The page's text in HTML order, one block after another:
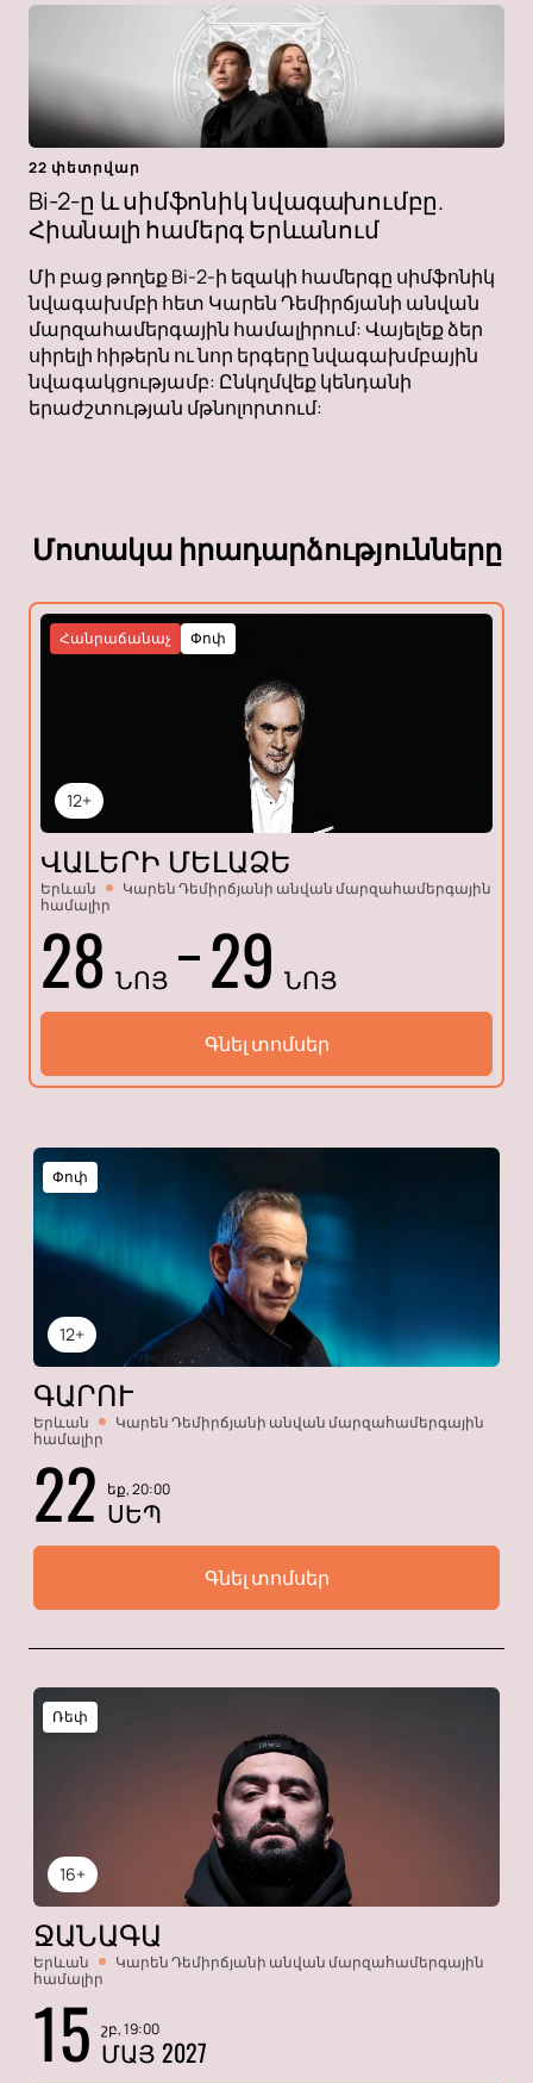
22 փետրվար
Bi-2-ը և սիմֆոնիկ նվագախումբը.
Հիանալի համերգ Երևանում
Մի բաց թողեք Bi-2-ի եզակի համերգը սիմֆոնիկ
նվագախմբի հետ Կարեն Դեմիրճյանի անվան
մարզահամերգային համալիրում: Վայելեք ձեր
սիրելի հիթերն ու նոր երգերը նվագախմբային
նվագակցությամբ: Ընկղմվեք կենդանի
երաժշտության մթնոլորտում:
Մոտակա իրադարձությունները
12+
Փոփ
Հանրաճանաչ
ՎԱԼԵՐԻ ՄԵԼԱՁԵ
Երևան
Կարեն Դեմիրճյանի անվան մարզահամերգային
համալիր
28 ՆՈՅ 29 ՆՈՅ
Գնել տոմսեր
12+
Փոփ
ԳԱՐՈՒ
Երևան
Կարեն Դեմիրճյանի անվան մարզահամերգային
համալիր
22 եք, 20:00
ՍԵՊ
Գնել տոմսեր
16+
Ռեփ
ՋԱՆԱԳԱ
Երևան
Կարեն Դեմիրճյանի անվան մարզահամերգային
համալիր
15 շբ, 19:00
ՄԱՅ 2027